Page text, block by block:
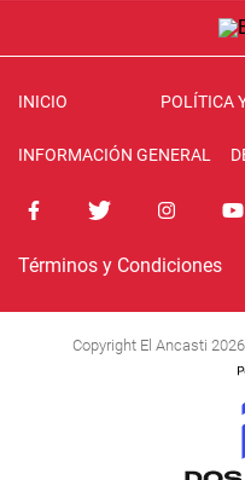
INICIO POLÍTICA
INFORMACIÓN GENERAL
Términos y Condiciones
Copyright El Ancasti